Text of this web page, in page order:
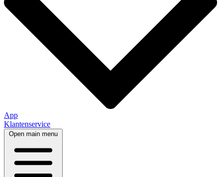
App
Klantenservice
Open main menu